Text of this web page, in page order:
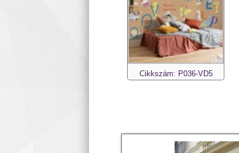
Cikkszám: P036-VD5